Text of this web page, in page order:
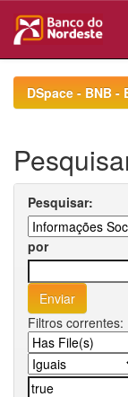
navigationDSpace - BNB
Pesquisar:
por
Filtros correntes: